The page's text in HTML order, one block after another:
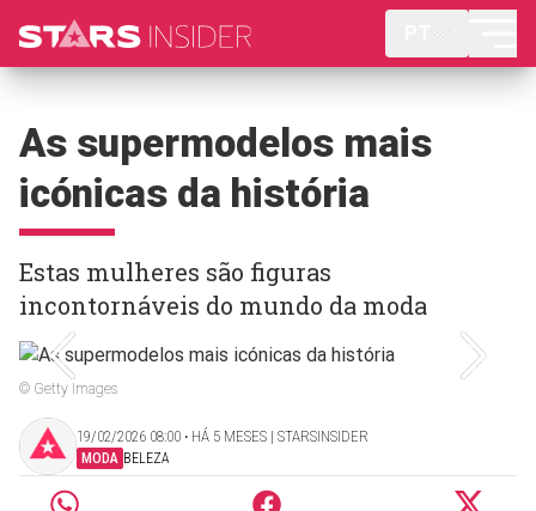
As supermodelos mais
icónicas da história
Estas mulheres são figuras
incontornáveis do mundo da moda
© Getty Images
19/02/2026 08:00 ‧ HÁ 5 MESES | STARSINSIDER
MODA BELEZA